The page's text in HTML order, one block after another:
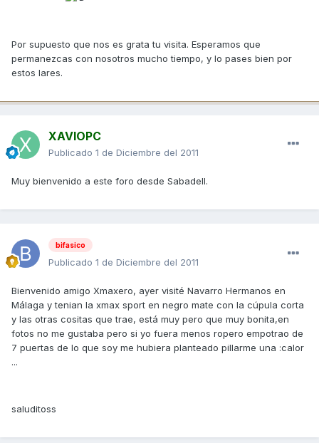
Por supuesto que nos es grata tu visita. Esperamos que
permanezcas con nosotros mucho tiempo, y lo pases bien por
estos lares.
XAVIOPC
Publicado 1 de Diciembre del 2011
Muy bienvenido a este foro desde Sabadell.
bifasico
Publicado 1 de Diciembre del 2011
Bienvenido amigo Xmaxero, ayer visité Navarro Hermanos en
Málaga y tenian la xmax sport en negro mate con la cúpula corta
y las otras cositas que trae, está muy pero que muy bonita,en
fotos no me gustaba pero si yo fuera menos ropero empotrao de
7 puertas de lo que soy me hubiera planteado pillarme una :calor
...
saluditoss